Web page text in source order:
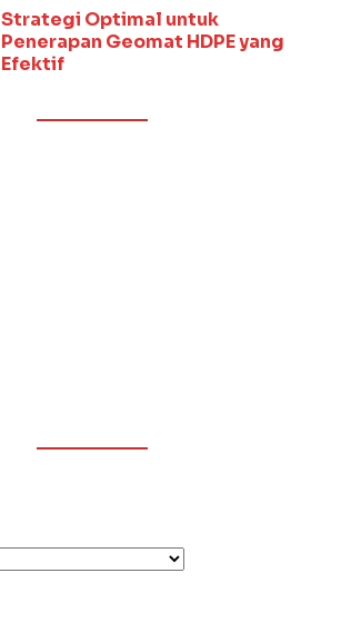
Strategi Optimal untuk
Penerapan Geomat HDPE yang
Efektif